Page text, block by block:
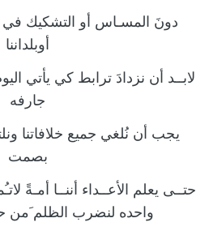
دونَ المسـاس أو التشكيك في
أوبلداننا
لابــد أن نزدادَ ترابط كي يأتي
جارفه
يجب أن نُلغي جميع خلافاتنا
بصمت
حتــى يعلم الأعــداء أننــا أمـةً
واحده لنضرب الظلم َمن